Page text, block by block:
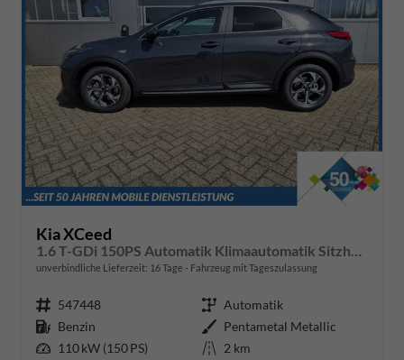
Kia XCeed
1.6 T-GDi 150PS Automatik Klimaautomatik Sitzheizung Lenkradheizung Navi PDC Rückf.Kamera abged.Scheiben Apple CarPlay Android Auto
unverbindliche Lieferzeit: 16 Tage Fahrzeug mit Tageszulassung
Fahrzeugnr. 547448 Getriebe Automatik
Kraftstoff Benzin Außenfarbe Pentametal Metallic
Leistung 110 kW (150 PS) Kilometerstand 2 km